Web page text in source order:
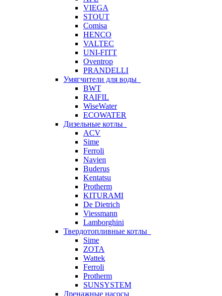
VIEGA
STOUT
Comisa
HENCO
VALTEC
UNI-FITT
Oventrop
PRANDELLI
Умягчители для воды
BWT
RAIFIL
WiseWater
ECOWATER
Дизельные котлы
ACV
Sime
Ferroli
Navien
Buderus
Kentatsu
Protherm
KITURAMI
De Dietrich
Viessmann
Lamborghini
Твердотопливные котлы
Sime
ZOTA
Wattek
Ferroli
Protherm
SUNSYSTEM
Дренажные насосы